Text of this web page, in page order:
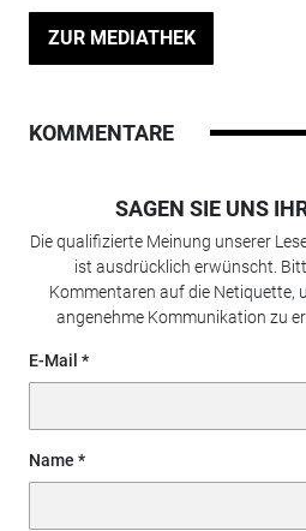
ZUR MEDIATHEK
KOMMENTARE
SAGEN SIE UNS
Die qualifizierte Meinung unserer
ist ausdrücklich erwünscht.
Kommentaren auf die Netiquette,
angenehme Kommunikation zu
E-Mail
Name